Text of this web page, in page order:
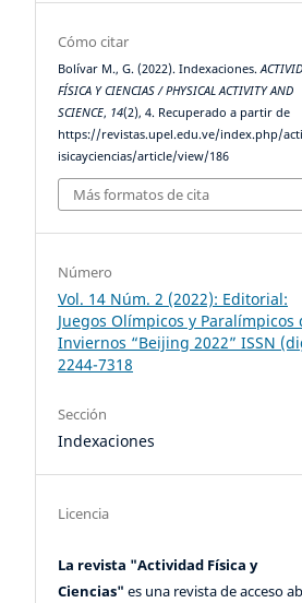
Cómo citar
Bolívar M., G. (2022). Indexaciones.
FÍSICA Y CIENCIAS / PHYSICAL ACTIVITY AND
SCIENCE, 14(2), 4. Recuperado a partir de
https://revistas.upel.edu.ve/index.php/
isicayciencias/article/view/186
Más formatos de cita
Número
Vol. 14 Núm. 2 (2022): Editorial:
Juegos Olímpicos y Paralímpicos
Inviernos “Beijing 2022” ISSN
2244-7318
Sección
Indexaciones
Licencia
La revista "Actividad Física y
Ciencias"es una revista de acceso